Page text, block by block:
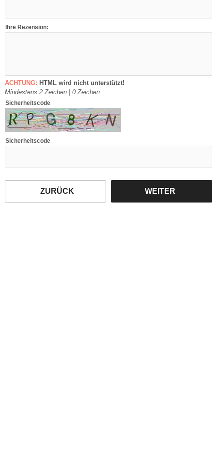
Ihre Rezension:
ACHTUNG: HTML wird nicht unterstützt!
Mindestens 2 Zeichen | 0 Zeichen
Sicherheitscode
Sicherheitscode
ZURÜCK WEITER